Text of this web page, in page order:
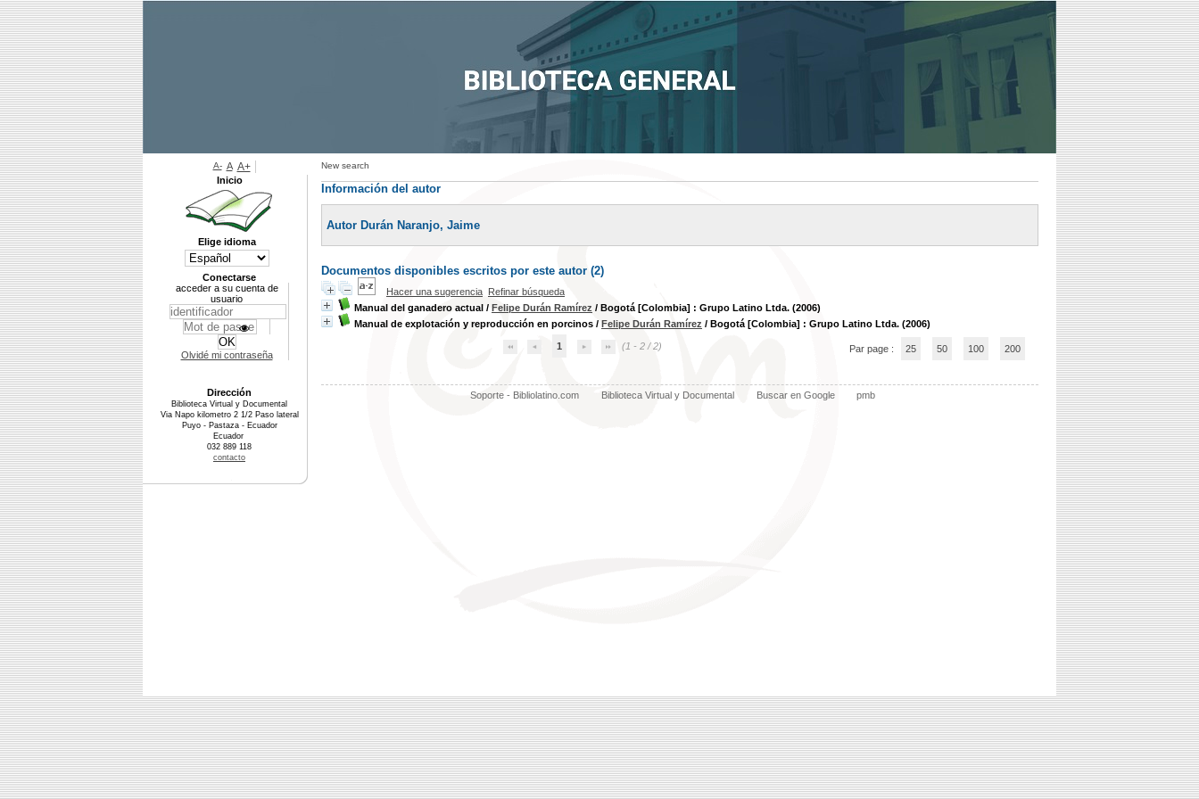
New search
Información del autor
Autor Durán Naranjo, Jaime
Documentos disponibles escritos por este autor (2)
Hacer una sugerencia Refinar búsqueda
Manual del ganadero actual / Felipe Durán Ramírez / Bogotá [Colombia] : Grupo Latino Ltda. (2006)
Manual de explotación y reproducción en porcinos / Felipe Durán Ramírez / Bogotá [Colombia] : Grupo Latino Ltda. (2006)
1 (1 - 2 / 2) Par page : 25 50 100 200
Soporte - Bibliolatino.com Biblioteca Virtual y Documental Buscar en Google pmb
A- A A+
Inicio
Elige idioma
Conectarse
acceder a su cuenta de
usuario
Olvidé mi contraseña
Dirección
Biblioteca Virtual y Documental
Via Napo kilometro 2 1/2 Paso lateral
Puyo - Pastaza - Ecuador
Ecuador
032 889 118
contacto